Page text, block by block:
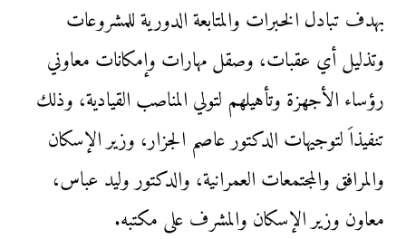
بهدف تبادل الخبرات والمتابعة الدورية للمشروعات
وتذليل أي عقبات، وصقل مهارات وإمكانات معاوني
رؤساء الأجهزة وتأهيلهم لتولي المناصب القيادية، وذلك
تنفيذاَ لتوجيهات الدكتور عاصم الجزار، وزير الإسكان
والمرافق والمجتمعات العمرانية، والدكتور وليد عباس،
معاون وزير الإسكان والمشرف على مكتبه.